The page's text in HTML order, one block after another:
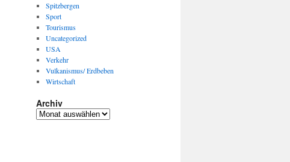
Spitzbergen
Sport
Tourismus
Uncategorized
USA
Verkehr
Vulkanismus/ Erdbeben
Wirtschaft
Archiv
Archiv